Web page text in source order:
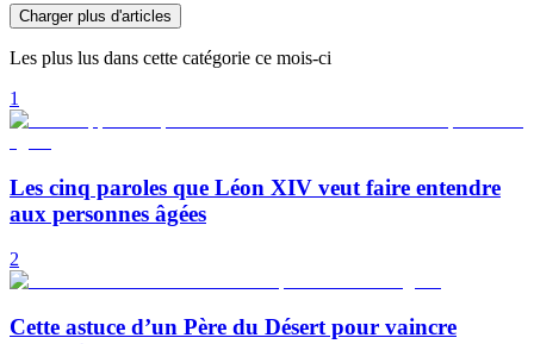
Charger plus d'articles
Les plus lus dans cette catégorie ce mois-ci
1
Les cinq paroles que Léon XIV veut faire entendre
aux personnes âgées
2
Cette astuce d’un Père du Désert pour vaincre